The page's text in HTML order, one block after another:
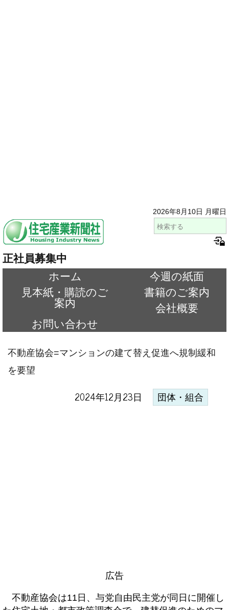
2026年8月10日 月曜日
正社員募集中
ホーム
今週の紙面
見本紙・購読のご
案内
書籍のご案内
会社概要
お問い合わせ
不動産協会=マンションの建て替え促進へ規制緩和
を要望
2024年12月23日 団体・組合
広告
不動産協会は11日、与党自由民主党が同日に開催し